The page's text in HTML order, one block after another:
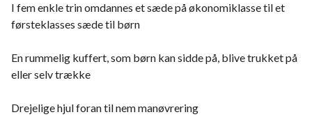
I fem enkle trin omdannes et sæde på økonomiklasse til et
førsteklasses sæde til børn
En rummelig kuffert, som børn kan sidde på, blive trukket på
eller selv trække
Drejelige hjul foran til nem manøvrering